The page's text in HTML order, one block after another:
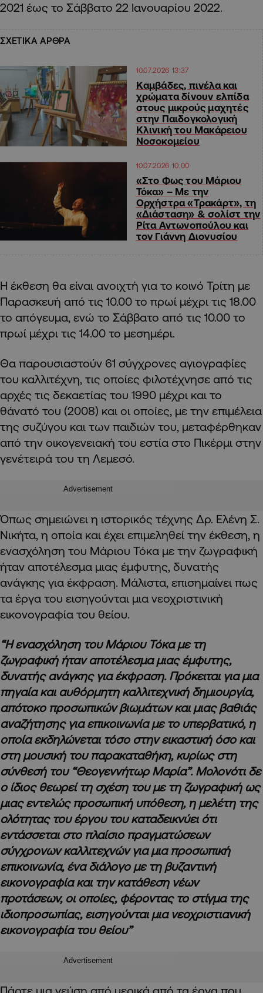
2021 έως το Σάββατο 22 Ιανουαρίου 2022.
ΣΧΕΤΙΚΑ ΑΡΘΡΑ
10.07.2026 13:37
Καμβάδες, πινέλα και
χρώματα δίνουν ελπίδα
στους μικρούς μαχητές
στην Παιδογκολογική
Κλινική του Μακάρειου
Νοσοκομείου
10.07.2026 10:00
«Στο Φως του Μάριου
Τόκα» – Mε την
Ορχήστρα «Τρακάρτ», τη
«Διάσταση» & σολίστ την
Ρίτα Αντωνοπούλου και
τον Γιάννη Διονυσίου
Η έκθεση θα είναι ανοιχτή για το κοινό Τρίτη με
Παρασκευή από τις 10.00 το πρωί μέχρι τις 18.00
το απόγευμα, ενώ το Σάββατο από τις 10.00 το
πρωί μέχρι τις 14.00 το μεσημέρι.
Θα παρουσιαστούν 61 σύγχρονες αγιογραφίες
του καλλιτέχνη, τις οποίες φιλοτέχνησε από τις
αρχές τις δεκαετίας του 1990 μέχρι και το
θάνατό του (2008) και οι οποίες, με την επιμέλεια
της συζύγου και των παιδιών του, μεταφέρθηκαν
από την οικογενειακή του εστία στο Πικέρμι στην
γενέτειρά του τη Λεμεσό.
Advertisement
Όπως σημειώνει η ιστορικός τέχνης Δρ. Ελένη Σ.
Νικήτα, η οποία και έχει επιμεληθεί την έκθεση, η
ενασχόληση του Μάριου Τόκα με την ζωγραφική
ήταν αποτέλεσμα μιας έμφυτης, δυνατής
ανάγκης για έκφραση. Μάλιστα, επισημαίνει πως
τα έργα του εισηγούνται μια νεοχριστινική
εικονογραφία του θείου.
“Η ενασχόληση του Μάριου Τόκα με τη
ζωγραφική ήταν αποτέλεσμα μιας έμφυτης,
δυνατής ανάγκης για έκφραση. Πρόκειται για μια
πηγαία και αυθόρμητη καλλιτεχνική δημιουργία,
απότοκο προσωπικών βιωμάτων και μιας βαθιάς
αναζήτησης για επικοινωνία με το υπερβατικό, η
οποία εκδηλώνεται τόσο στην εικαστική όσο και
στη μουσική του παρακαταθήκη, κυρίως στη
σύνθεσή του “Θεογεννήτωρ Μαρία”. Μολονότι δε
ο ίδιος θεωρεί τη σχέση του με τη ζωγραφική ως
μιας εντελώς προσωπική υπόθεση, η μελέτη της
ολότητας του έργου του καταδεικνύει ότι
εντάσσεται στο πλαίσιο πραγματώσεων
σύγχρονων καλλιτεχνών για μια προσωπική
επικοινωνία, ένα διάλογο με τη βυζαντινή
εικονογραφία και την κατάθεση νέων
προτάσεων, οι οποίες, φέροντας το στίγμα της
ιδιοπροσωπίας, εισηγούνται μια νεοχριστιανική
εικονογραφία του θείου”
Advertisement